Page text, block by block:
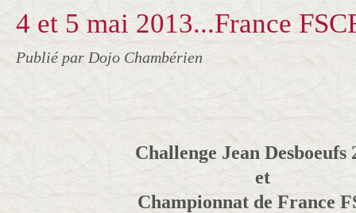
4 et 5 mai 2013...France
Publié par Dojo Chambérien
Challenge Jean Desboeufs
et
Championnat de France